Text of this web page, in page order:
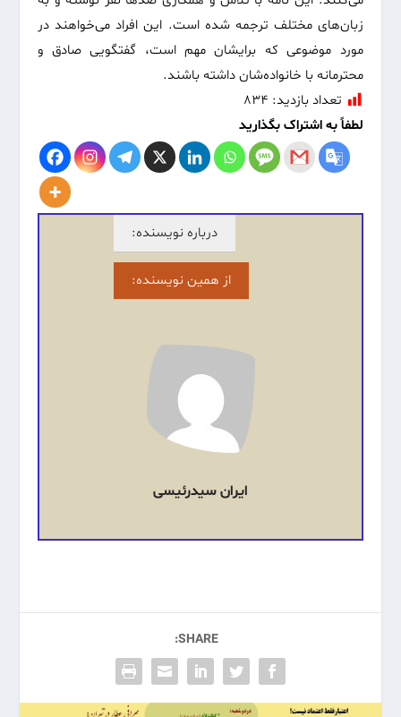
زبان‌های مختلف ترجمه شده است. این افراد می‌خواهند در
مورد موضوعی که برایشان مهم است، گفتگویی صادق و
محترمانه با خانواده‌شان داشته باشند.
تعداد بازدید: ۸۳۴
لطفاً به اشتراک بگذارید
درباره نویسنده:
از همین نویسنده:
ایران سیدرئیسی
SHARE: